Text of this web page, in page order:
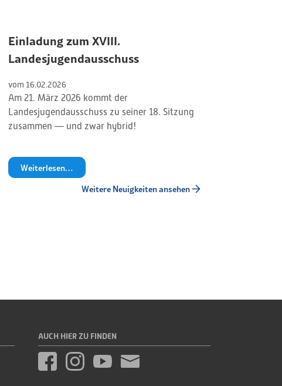
Einladung zum XVIII.
Landesjugendausschuss
vom 16.02.2026
Am 21. März 2026 kommt der
Landesjugendausschuss zu seiner 18. Sitzung
zusammen — und zwar hybrid!
Weiterlesen…
Weitere Neuigkeiten ansehen
AUCH HIER ZU FINDEN